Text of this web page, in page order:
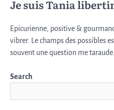
Je suis Tania
Epicurienne, positive &
vibrer. Le champs des possibles
souvent une question me
Search